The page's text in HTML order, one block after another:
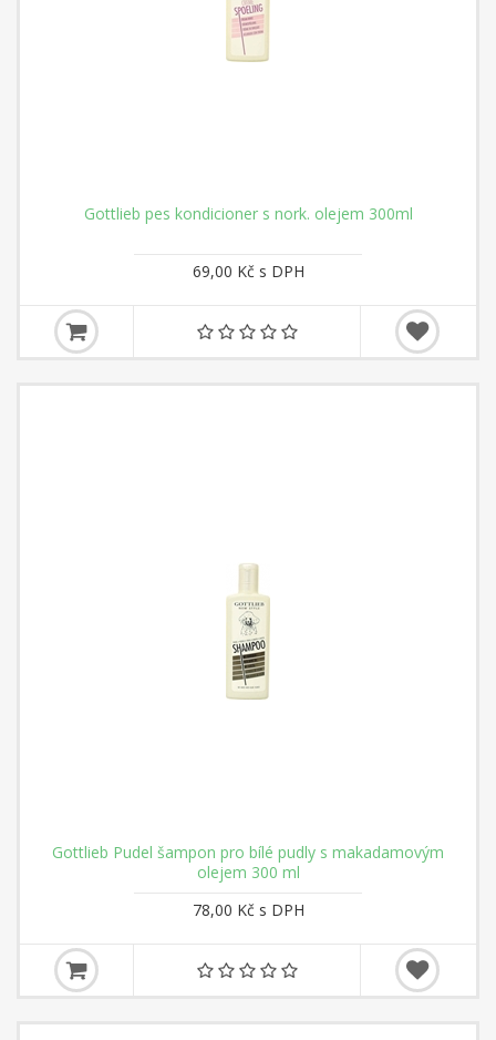
Gottlieb pes kondicioner s nork. olejem 300ml
69,00 Kč s DPH
Gottlieb Pudel šampon pro bílé pudly s makadamovým
olejem 300 ml
78,00 Kč s DPH